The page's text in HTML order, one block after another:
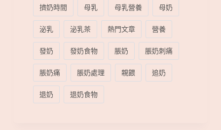
擠奶時間
母乳 母乳營養
母奶
泌乳
泌乳茶 熱門文章
營養
發奶
發奶食物 脹奶
脹奶刺痛
脹奶痛
脹奶處理 親餵
追奶
退奶
退奶食物